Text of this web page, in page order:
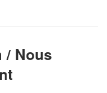
/ Nous